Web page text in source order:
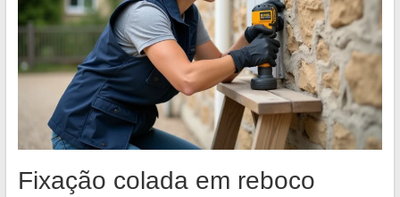
Fixação colada em reboco